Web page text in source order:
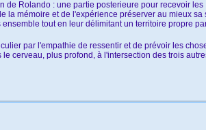
de Rolando : une partie posterieure pour recevoir les
la mémoire et de l'expérience préserver au mieux sa
tout en leur délimitant un territoire propre
par l'empathie de ressentir et de prévoir les
cerveau, plus profond, à l'intersection des trois